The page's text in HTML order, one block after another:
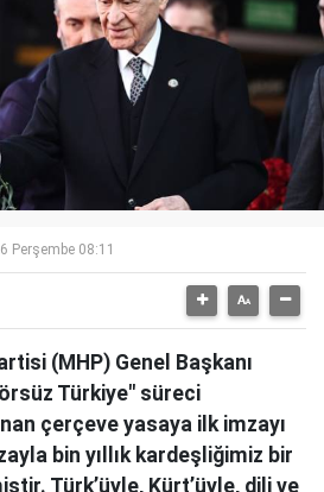
Perşembe 08:11
(MHP) Genel Başkanı
Türkiye" süreci
çerçeve yasaya ilk imzayı
bin yıllık kardeşliğimiz bir
Türk’üyle, Kürt’üyle, dili ve